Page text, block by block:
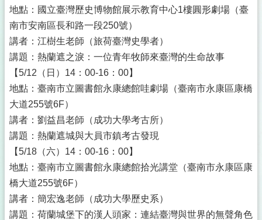
地點：國立臺灣歷史博物館展示教育中心1樓圓形劇場（臺
南市安南區長和路一段250號）
講者：江樹生老師（旅荷臺灣史學者）
講題：熱蘭遮之淚：一位青年牧師來臺灣的生命故事
【5/12（日）14：00-16：00】
地點：臺南市立圖書館永康總館哇劇場（臺南市永康區康橋
大道255號6F）
講者：劉益昌老師（成功大學考古所）
講題：熱蘭遮城與大員市鎮考古發現
【5/18（六）14：00-16：00】
地點：臺南市立圖書館永康總館拾光講堂（臺南市永康區康
橋大道255號6F）
講者：簡宏逸老師（成功大學歷史系）
講題：荷蘭城堡下的漢人頭家：連結臺灣與世界的無聲角色